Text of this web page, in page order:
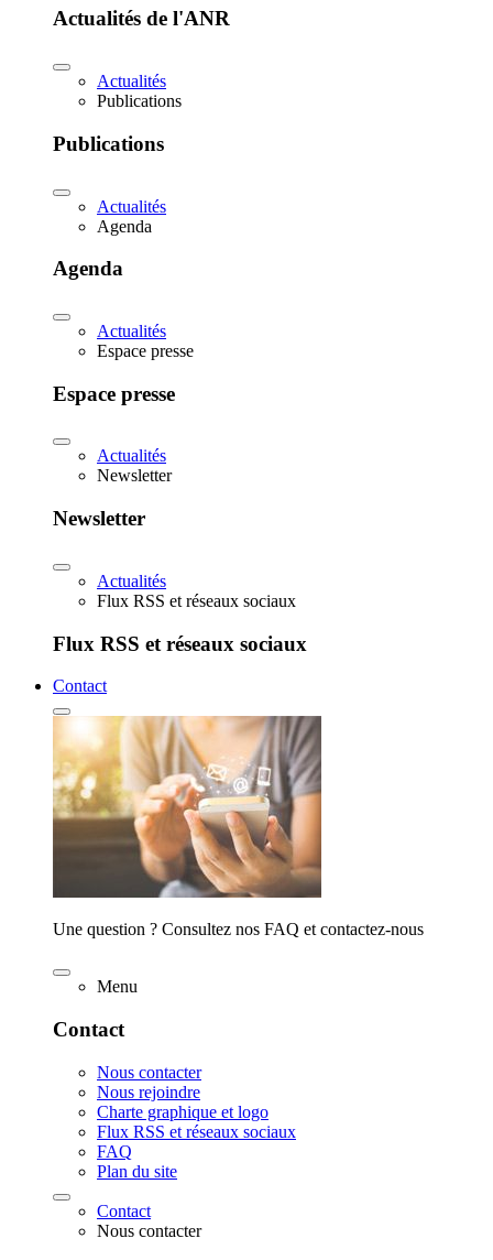
Actualités de l'ANR
Actualités
Publications
Publications
Actualités
Agenda
Agenda
Actualités
Espace presse
Espace presse
Actualités
Newsletter
Newsletter
Actualités
Flux RSS et réseaux sociaux
Flux RSS et réseaux sociaux
Contact
Une question ? Consultez nos FAQ et contactez-nous
Menu
Contact
Nous contacter
Nous rejoindre
Charte graphique et logo
Flux RSS et réseaux sociaux
FAQ
Plan du site
Contact
Nous contacter